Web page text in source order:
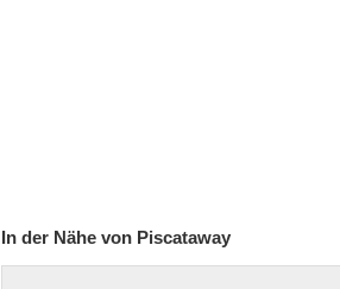
In der Nähe von Piscataway